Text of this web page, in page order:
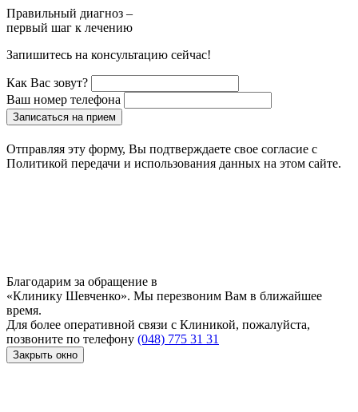
Правильный диагноз –
первый шаг к лечению
Запишитесь на консультацию сейчас!
Как Вас зовут?
Ваш номер телефона
Записаться на прием
Отправляя эту форму, Вы подтверждаете свое согласие с
Политикой передачи и использования данных на этом сайте.
Благодарим за обращение в
«Клинику Шевченко». Мы перезвоним Вам в ближайшее
время.
Для более оперативной связи с Клиникой, пожалуйста,
позвоните по телефону (048) 775 31 31
Закрыть окно